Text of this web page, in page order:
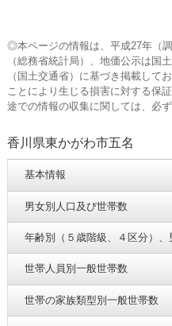
◎本ページの情報は、平成27年（
（総務省統計局）、地価公示は国
（国土交通省）に基づき掲載して
ことにより生じる損害に対する保
途での情報の収集に関しては、必
香川県東かがわ市五名
基本情報
男女別人口及び世帯数
年齢別（５歳階級、４区分）、
世帯人員別一般世帯数
世帯の家族類型別一般世帯数